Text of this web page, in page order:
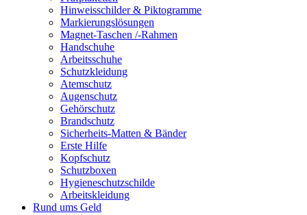
Hinweisschilder & Piktogramme
Markierungslösungen
Magnet-Taschen /-Rahmen
Handschuhe
Arbeitsschuhe
Schutzkleidung
Atemschutz
Augenschutz
Gehörschutz
Brandschutz
Sicherheits-Matten & Bänder
Erste Hilfe
Kopfschutz
Schutzboxen
Hygieneschutzschilde
Arbeitskleidung
Rund ums Geld